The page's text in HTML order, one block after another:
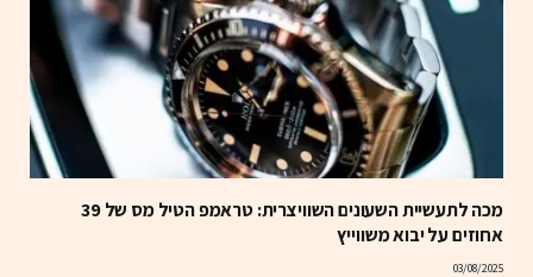
מכה לתעשיית השעונים השוויצרית: טראמפ הטיל מס של 39
אחוזים על יבוא משווייץ
03/08/2025